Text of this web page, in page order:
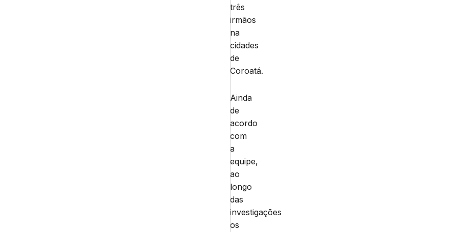
três
irmãos
na
cidades
de
Coroatá.
Ainda
de
acordo
com
a
equipe,
ao
longo
das
investigações
os